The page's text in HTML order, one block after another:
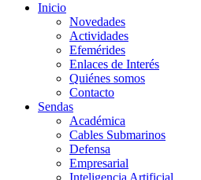
Inicio
Novedades
Actividades
Efemérides
Enlaces de Interés
Quiénes somos
Contacto
Sendas
Académica
Cables Submarinos
Defensa
Empresarial